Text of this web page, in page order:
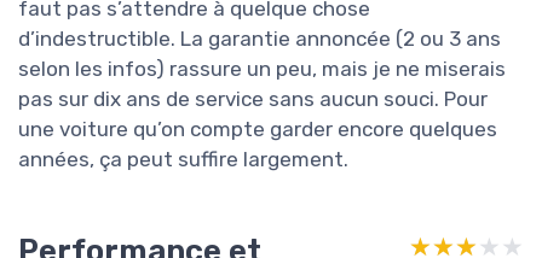
faut pas s’attendre à quelque chose
d’indestructible. La garantie annoncée (2 ou 3 ans
selon les infos) rassure un peu, mais je ne miserais
pas sur dix ans de service sans aucun souci. Pour
une voiture qu’on compte garder encore quelques
années, ça peut suffire largement.
★★★★★
★★★★★